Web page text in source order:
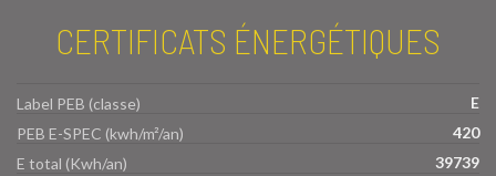
CERTIFICATS ÉNERGÉTIQUES
Label PEB (classe)
E
PEB E-SPEC (kwh/m²/an)
420
E total (Kwh/an)
39739